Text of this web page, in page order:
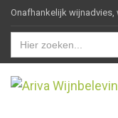
Onafhankelijk wijnadvies,
Zoek
naar: